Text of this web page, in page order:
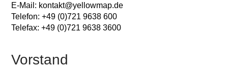
E-Mail: kontakt@yellowmap.de
Telefon: +49 (0)721 9638 600
Telefax: +49 (0)721 9638 3600
Vorstand